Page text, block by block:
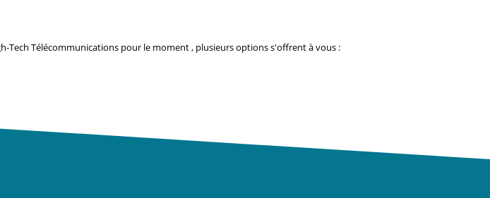
Tech Télécommunications pour le moment , plusieurs options s'offrent à vous :